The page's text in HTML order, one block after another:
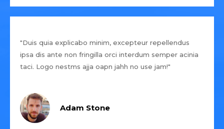
"Duis quia explicabo minim, excepteur repellendus
ipsa dis ante non fringilla orci interdum semper acinia
taci. Logo nestms ajja oapn jahh no use jam!"
Adam Stone